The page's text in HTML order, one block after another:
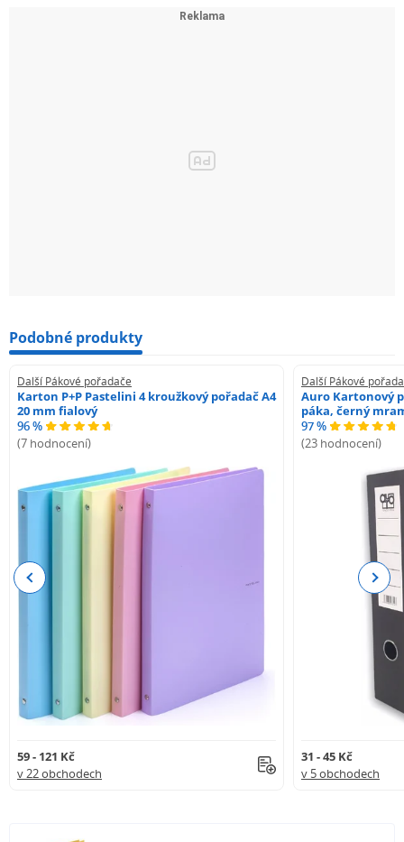
Podobné produkty
Další Pákové pořadače
Karton P+P Pastelini 4 kroužkový pořadač A4
20 mm fialový
96 %
(7 hodnocení)
59 - 121 Kč
v 22 obchodech
Další Pákové
Auro Kartonový
páka, černý
97 %
(23 hodnocení)
31 - 45 Kč
v 5 obchodech
Previous Next